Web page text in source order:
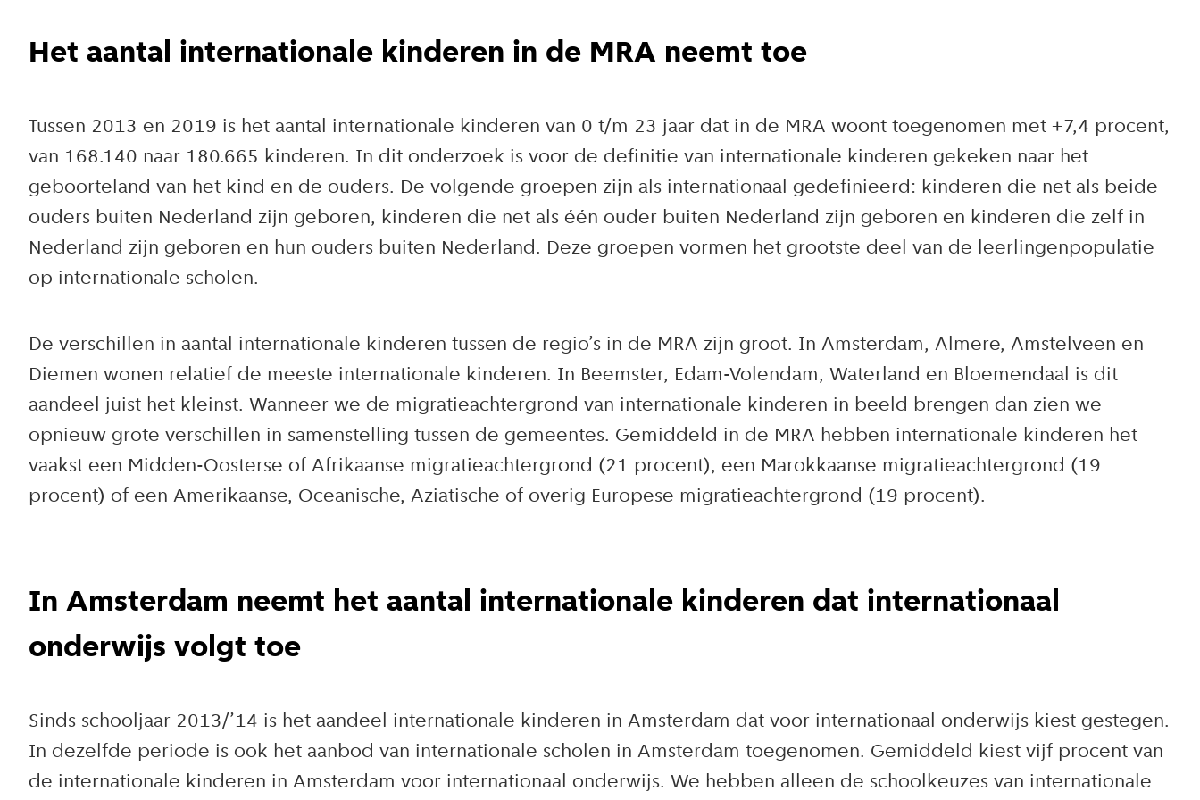
Het aantal internationale kinderen in de MRA neemt toe
Tussen 2013 en 2019 is het aantal internationale kinderen van 0 t/m 23 jaar dat in de MRA woont toegenomen met +7,4 procent,
van 168.140 naar 180.665 kinderen. In dit onderzoek is voor de definitie van internationale kinderen gekeken naar het
geboorteland van het kind en de ouders. De volgende groepen zijn als internationaal gedefinieerd: kinderen die net als beide
ouders buiten Nederland zijn geboren, kinderen die net als één ouder buiten Nederland zijn geboren en kinderen die zelf in
Nederland zijn geboren en hun ouders buiten Nederland. Deze groepen vormen het grootste deel van de leerlingenpopulatie
op internationale scholen.
De verschillen in aantal internationale kinderen tussen de regio’s in de MRA zijn groot. In Amsterdam, Almere, Amstelveen en
Diemen wonen relatief de meeste internationale kinderen. In Beemster, Edam-Volendam, Waterland en Bloemendaal is dit
aandeel juist het kleinst. Wanneer we de migratieachtergrond van internationale kinderen in beeld brengen dan zien we
opnieuw grote verschillen in samenstelling tussen de gemeentes. Gemiddeld in de MRA hebben internationale kinderen het
vaakst een Midden-Oosterse of Afrikaanse migratieachtergrond (21 procent), een Marokkaanse migratieachtergrond (19
procent) of een Amerikaanse, Oceanische, Aziatische of overig Europese migratieachtergrond (19 procent).
In Amsterdam neemt het aantal internationale kinderen dat internationaal
onderwijs volgt toe
Sinds schooljaar 2013/’14 is het aandeel internationale kinderen in Amsterdam dat voor internationaal onderwijs kiest gestegen.
In dezelfde periode is ook het aanbod van internationale scholen in Amsterdam toegenomen. Gemiddeld kiest vijf procent van
de internationale kinderen in Amsterdam voor internationaal onderwijs. We hebben alleen de schoolkeuzes van internationale